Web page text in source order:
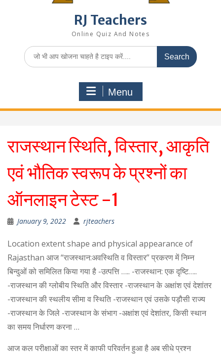
RJ Teachers
Online Quiz And Notes
Search
for:
Menu
राजस्थान स्थिति, विस्तार, आकृति
एवं भौतिक स्वरूप के प्रश्नों का
ऑनलाइन टेस्ट -1
January 9, 2022 rjteachers
Location extent shape and physical appearance of
Rajasthan आज “राजस्थान:अवस्थिति व विस्तार” प्रकरण में निम्न
बिन्दुओं को समिलित किया गया है -उत्पत्ति ….. -राजस्थान: एक दृष्टि…..
-राजस्थान की ग्लोबीय स्थिति और विस्तार -राजस्थान के अक्षांश एवं देशांतर
-राजस्थान की स्थलीय सीमा व स्थिति -राजस्थान एवं उसके पड़ौसी राज्य
-राजस्थान के जिले -राजस्थान के संभाग -अक्षांश एवं देशांतर, किसी स्थान
का समय निर्धारण करना …
आज कल परीक्षाओं का स्तर में काफी परिवर्तन हुआ है अब सीधे प्रश्न